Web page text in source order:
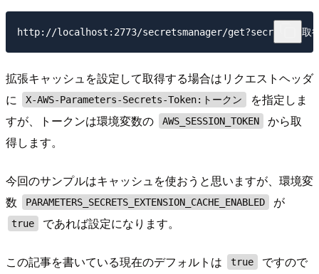
拡張キャッシュを設定して取得する場合はリクエストヘッダ
に
X-AWS-Parameters-Secrets-Token:トークン
を指定しま
すが、トークンは環境変数の
AWS_SESSION_TOKEN
から取
得します。
今回のサンプルはキャッシュを使おうと思いますが、環境変
数
PARAMETERS_SECRETS_EXTENSION_CACHE_ENABLED が
true であれば設定になります。
この記事を書いている現在のデフォルトは true
ですので